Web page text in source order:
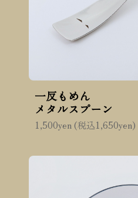
一反もめん
メタルスプーン
1,500yen (税込1,650yen)